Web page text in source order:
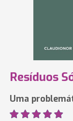
Resíduos
Uma